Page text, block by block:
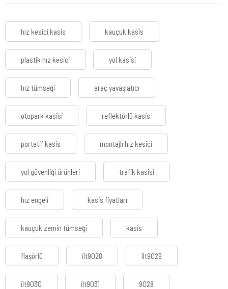
hız kesici kasis kauçuk kasis
plastik hız kesici yol kasisi
hız tümseği araç yavaşlatıcı
otopark kasisi reflektörlü kasis
portatif kasis montajlı hız kesici
yol güvenliği ürünleri trafik kasisi
hız engeli kasis fiyatları
kauçuk zemin tümseği kasis
flaşörlü ilt9028 ilt9029
ilt9030 ilt9031 9028